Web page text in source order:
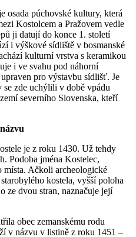
osada púchovské kultury, která
Kostolcem a Pražovem vedle
ji datují do konce 1. století
i výškové sídliště v bosmanské
kulturní vrstva s keramikou
i ve svahu pod náhorní
pro výstavbu sídlišť. Je
zde uchýlili v době vpádu
severního Slovenska, kteří
je z roku 1430. Už tehdy
Podoba jména Kostelec,
Ačkoli archeologické
kostela, vyšší poloha
ze dvou stran, naznačuje její
obec zemanskému rodu
v názvu v listině z roku 1451 –